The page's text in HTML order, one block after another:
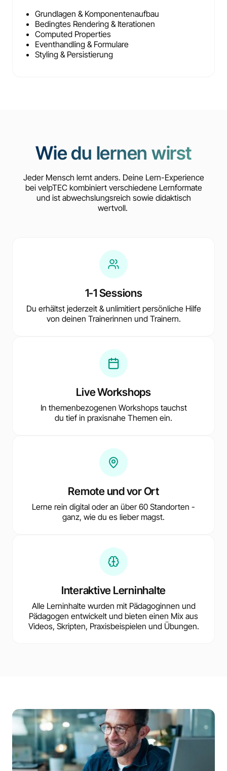
Grundlagen & Komponentenaufbau
Bedingtes Rendering & Iterationen
Computed Properties
Eventhandling & Formulare
Styling & Persistierung
Wie du lernen wirst
Jeder Mensch lernt anders. Deine Lern-Experience
bei velpTEC kombiniert verschiedene Lernformate
und ist abwechslungsreich sowie didaktisch
wertvoll.
1-1 Sessions
Du erhältst jederzeit & unlimitiert persönliche Hilfe
von deinen Trainerinnen und Trainern.
Live Workshops
In themenbezogenen Workshops tauchst
du tief in praxisnahe Themen ein.
Remote und vor Ort
Lerne rein digital oder an über 60 Standorten -
ganz, wie du es lieber magst.
Interaktive Lerninhalte
Alle Lerninhalte wurden mit Pädagoginnen und
Pädagogen entwickelt und bieten einen Mix aus
Videos, Skripten, Praxisbeispielen und Übungen.